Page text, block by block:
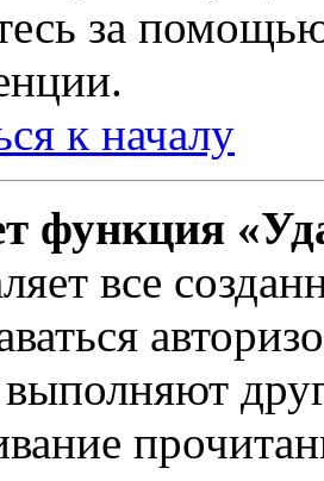
за
к началу
функция
все